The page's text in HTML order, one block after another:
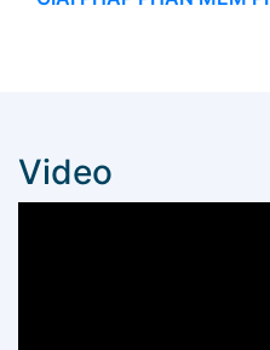
Video